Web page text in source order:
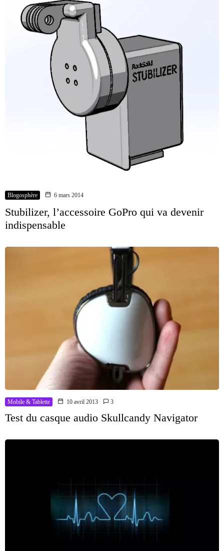
Blogosphère 6 mars 2014
Stubilizer, l’accessoire GoPro qui va devenir
indispensable
Mobile & Tablette 10 avril 2013 3
Test du casque audio Skullcandy Navigator